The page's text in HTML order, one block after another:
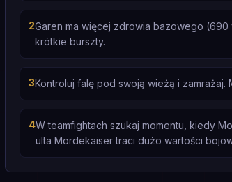
2Garen ma więcej zdrowia bazowego
krótkie burszty.
3Kontroluj falę pod swoją wieżą i
4W teamfightach szukaj momentu, kiedy
ulta Mordekaiser traci dużo wartości